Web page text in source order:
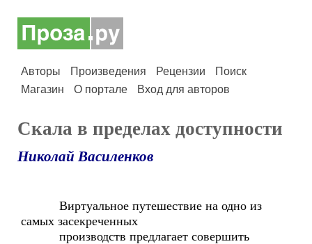
Авторы Произведения Рецензии
Поиск
Магазин
О портале Вход для авторов
Скала в пределах доступности
Николай Василенков
Виртуальное путешествие на одно из
самых засекреченных
производств предлагает совершить